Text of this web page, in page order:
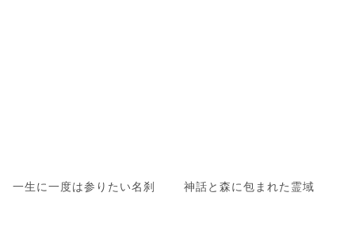
一生に一度は参りたい名刹 神話と森に包まれた霊域